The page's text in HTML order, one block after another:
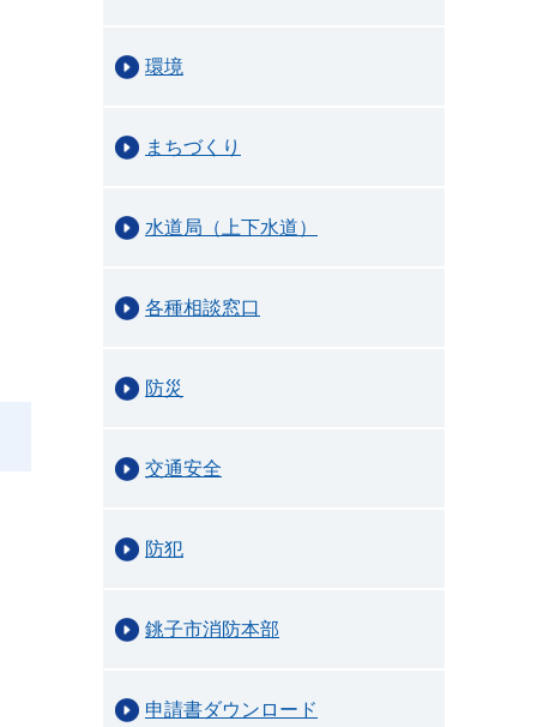
環境
まちづくり
水道局（上下水道）
各種相談窓口
防災
交通安全
防犯
銚子市消防本部
申請書ダウンロード